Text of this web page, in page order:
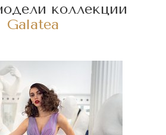
коллекции
Galatea